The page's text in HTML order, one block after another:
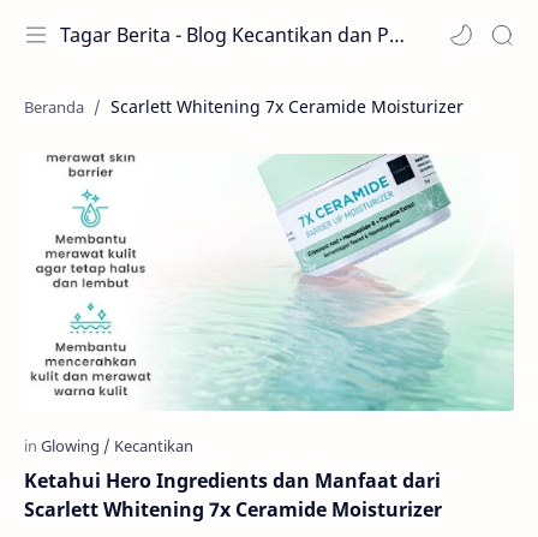
Tagar Berita - Blog Kecantikan dan Perawatan
Scarlett Whitening 7x Ceramide Moisturizer
Ketahui Hero Ingredients dan Manfaat dari
Scarlett Whitening 7x Ceramide Moisturizer